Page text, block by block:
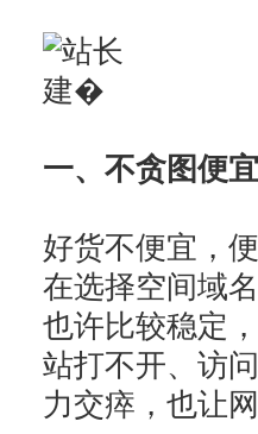
一、不贪图便宜
好货不便宜，
在选择空间域
也许比较稳定
站打不开、访
力交瘁，也让